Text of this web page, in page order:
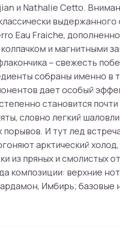
и Nathalie Cetto.
выдержанного
Eau Fraiche,
и магнитными
– свежесть
собраны именно в
дает особый
становится
словно легкий
И тут лед
арктический холод,
из пряных и смолистых
композиции: верхние
Имбирь; базовые